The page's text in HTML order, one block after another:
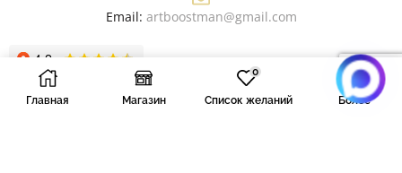
Email: artboostman@gmail.com
Главная Магазин
0
Список желаний Более